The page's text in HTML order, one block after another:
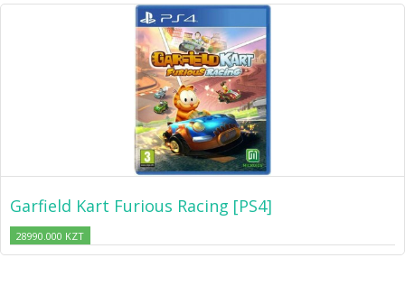
Garfield Kart Furious Racing [PS4]
28990.000 KZT